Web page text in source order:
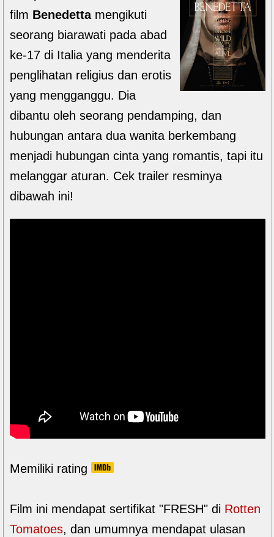
film Benedettamengikuti
seorang biarawati pada abad
ke-17 di Italia yang menderita
penglihatan religius dan erotis
yang mengganggu. Dia
dibantu oleh seorang pendamping, dan
hubungan antara dua wanita berkembang
menjadi hubungan cinta yang romantis, tapi itu
melanggar aturan. Cek trailer resminya
dibawah ini!
Memiliki rating
Film ini mendapat sertifikat "FRESH" di Rotten
Tomatoes, dan umumnya mendapat ulasan